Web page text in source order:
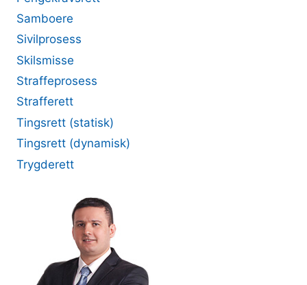
Samboere
Sivilprosess
Skilsmisse
Straffeprosess
Strafferett
Tingsrett (statisk)
Tingsrett (dynamisk)
Trygderett